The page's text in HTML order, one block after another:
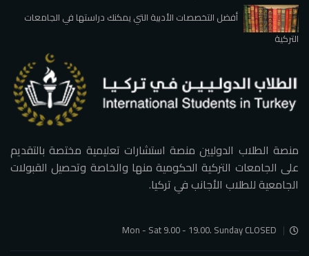
أفضل التخصصات الأدبية التي يمكنك دراستها في الجامعات
التركية
منصة الطلاب الدوليين منصة استشارات تعليمية مختصة بالتقديم
على الجامعات التركية الحكومية منها والخاصة وتحصيل القبولات
الجامعية للطلاب الأجانب في تركيا.
Mon - Sat 9.00 - 19.00. Sunday CLOSED